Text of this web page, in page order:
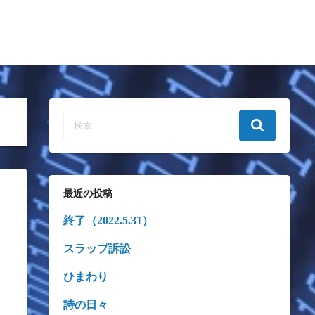
最近の投稿
終了（2022.5.31）
スラップ訴訟
ひまわり
詩の日々